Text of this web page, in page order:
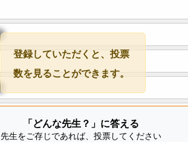
「どんな先生？」に答える
先生をご存じであれば、投票してください
登録していただくと、投票
数を見ることができます。